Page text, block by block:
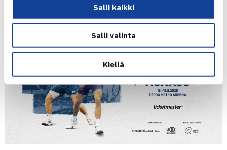
Salli kaikki
Salli valinta
Kiellä